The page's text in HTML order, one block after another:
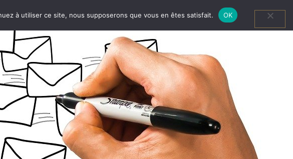
à utiliser ce site, nous supposerons que vous en êtes satisfait. OK